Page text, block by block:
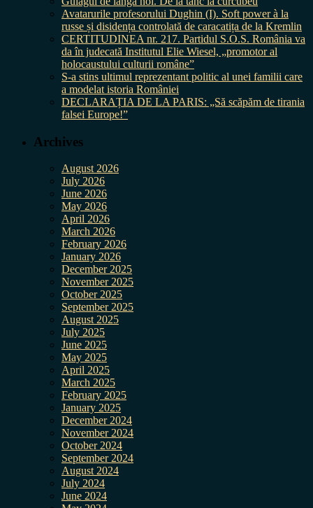
Avatarurile profesorului Dughin (I). Soft power à la
russe și disidența controlată de caracatița de la Kremlin
CERTITUDINEA nr. 217. Partidul S.O.S. România va
da în judecată Institutul Elie Wiesel, „promotor al
holocaustului culturii române”
S-a stins ultimul reprezentant politic al unei familii care
a modelat istoria României
DECLARAȚIA DE LA PARIS: „Să scăpăm de tirania
falsei Europe!”
Archives
August 2026
July 2026
June 2026
May 2026
April 2026
March 2026
February 2026
January 2026
December 2025
November 2025
October 2025
September 2025
August 2025
July 2025
June 2025
May 2025
April 2025
March 2025
February 2025
January 2025
December 2024
November 2024
October 2024
September 2024
August 2024
July 2024
June 2024